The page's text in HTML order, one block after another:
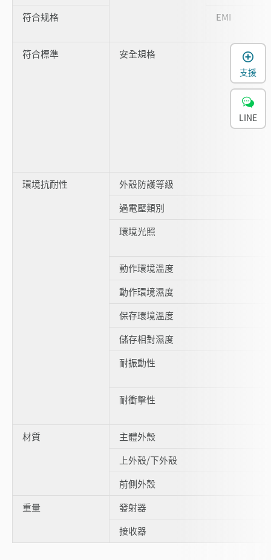
符合规格 EMI
符合標準 安全規格
環境抗耐性
外殼防護等級
過電壓類別
環境光照
動作環境溫度
動作環境濕度
保存環境溫度
儲存相對濕度
耐振動性
耐衝擊性
材質
主體外殼
上外殼/下外殼
前側外殼
重量
發射器
接收器
支援
LINE